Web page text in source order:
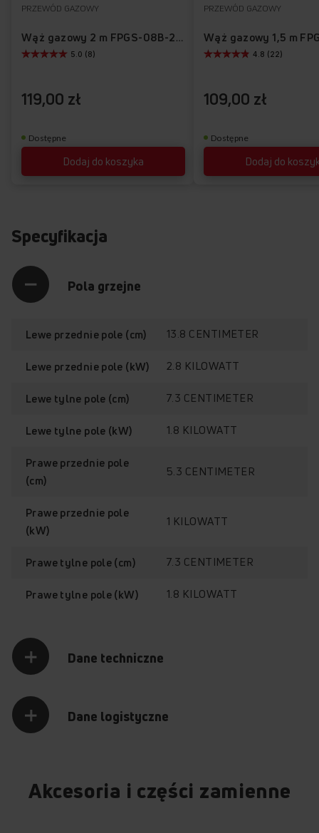
Dostępne
PRZEWÓD GAZOWY
Wąż gazowy 2 m FPGS-08B-200
Dodaj do koszyka
5.0 (8)
119,00 zł
listyulubionych
Dostępne
PRZEWÓD GAZOWY
Dodaj do
4.8 (22)
109,00 zł
Specyfikacja
Pola grzejne
Lewe przednie pole (cm) 13.8 CENTIMETER
Lewe przednie pole (kW) 2.8 KILOWATT
Lewe tylne pole (cm) 7.3 CENTIMETER
Lewe tylne pole (kW) 1.8 KILOWATT
Prawe przednie pole
(cm)
5.3 CENTIMETER
Prawe przednie pole
(kW)
1 KILOWATT
Prawe tylne pole (cm) 7.3 CENTIMETER
Prawe tylne pole (kW) 1.8 KILOWATT
Dane techniczne
Dane logistyczne
Akcesoria i części zamienne